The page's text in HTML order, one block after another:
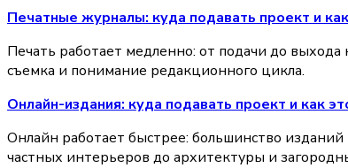
Печатные журналы: куда подавать проект и
Печать работает медленно: от подачи до
съемка и понимание редакционного цикла.
Онлайн-издания: куда подавать проект и как
Онлайн работает быстрее: большинство
частных интерьеров до архитектуры и